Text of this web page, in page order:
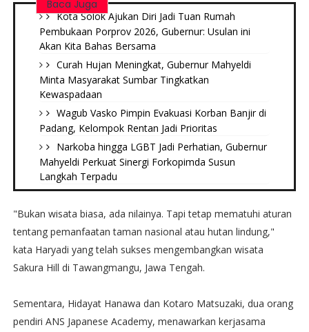
Baca Juga
Kota Solok Ajukan Diri Jadi Tuan Rumah
Pembukaan Porprov 2026, Gubernur: Usulan ini
Akan Kita Bahas Bersama
Curah Hujan Meningkat, Gubernur Mahyeldi
Minta Masyarakat Sumbar Tingkatkan
Kewaspadaan
Wagub Vasko Pimpin Evakuasi Korban Banjir di
Padang, Kelompok Rentan Jadi Prioritas
Narkoba hingga LGBT Jadi Perhatian, Gubernur
Mahyeldi Perkuat Sinergi Forkopimda Susun
Langkah Terpadu
"Bukan wisata biasa, ada nilainya. Tapi tetap mematuhi aturan
tentang pemanfaatan taman nasional atau hutan lindung,"
kata Haryadi yang telah sukses mengembangkan wisata
Sakura Hill di Tawangmangu, Jawa Tengah.
Sementara, Hidayat Hanawa dan Kotaro Matsuzaki, dua orang
pendiri ANS Japanese Academy, menawarkan kerjasama